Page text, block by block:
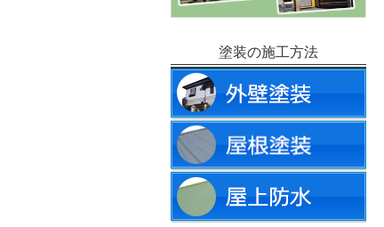
塗装の施工方法